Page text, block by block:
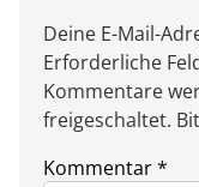
Deine E-Mail-
Erforderliche
Kommentare
freigeschaltet.
Kommentar*